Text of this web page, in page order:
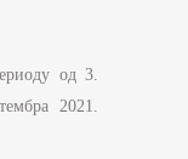
од 3.
2021.